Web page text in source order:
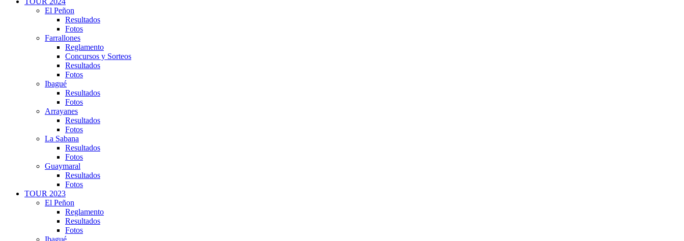
El Peñon
Resultados
Fotos
Farrallones
Reglamento
Concursos y Sorteos
Resultados
Fotos
Ibagué
Resultados
Fotos
Arrayanes
Resultados
Fotos
La Sabana
Resultados
Fotos
Guaymaral
Resultados
Fotos
TOUR 2023
El Peñon
Reglamento
Resultados
Fotos
Ibagué